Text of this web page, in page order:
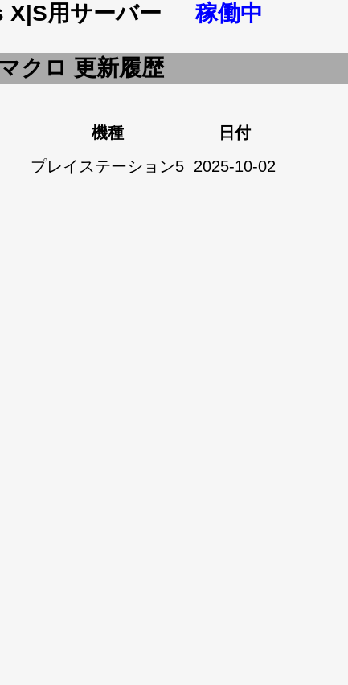
用サーバー
稼働中
クロ 更新履歴
機種
日付
プレイステーション5 2025-10-02